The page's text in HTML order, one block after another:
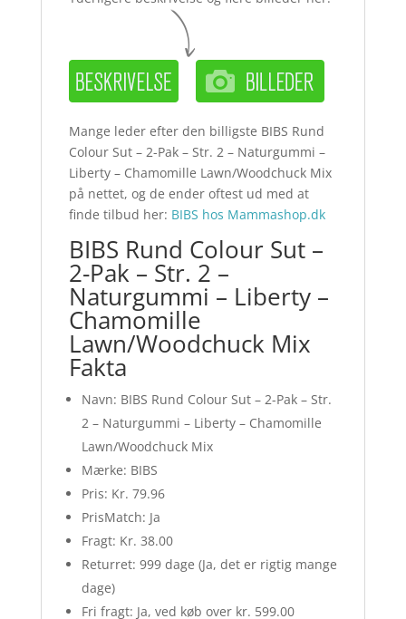
Mange leder efter den billigste BIBS Rund
Colour Sut – 2-Pak – Str. 2 – Naturgummi –
Liberty – Chamomille Lawn/Woodchuck Mix
på nettet, og de ender oftest ud med at
finde tilbud her: BIBS hos Mammashop.dk
BIBS Rund Colour Sut –
2-Pak – Str. 2 –
Naturgummi – Liberty –
Chamomille
Lawn/Woodchuck Mix
Fakta
Navn: BIBS Rund Colour Sut – 2-Pak – Str.
2 – Naturgummi – Liberty – Chamomille
Lawn/Woodchuck Mix
Mærke: BIBS
Pris: Kr. 79.96
PrisMatch: Ja
Fragt: Kr. 38.00
Returret: 999 dage (Ja, det er rigtig mange
dage)
Fri fragt: Ja, ved køb over kr. 599.00